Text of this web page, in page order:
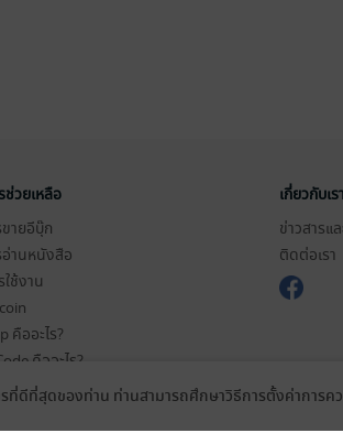
ช่วยเหลือ
ายอีบุ๊ก
านหนังสือ
ช้งาน
คืออะไร?
คืออะไร?
ขในการใช้บริการ
เกี่ยวกับเรา
ข่าวสารแ
ติดต่อเรา
ที่ดีที่สุดของท่าน ท่านสามารถศึกษาวิธีการตั้งค่าการ